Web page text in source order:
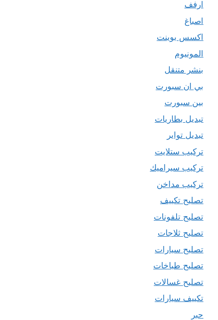
ارفف
اصباغ
اكسس بوينت
المونيوم
بنشر متنقل
بي ان سبورت
بين سبورت
تبديل بطاريات
تبديل تواير
تركيب ستلايت
تركيب سيراميك
تركيب مداخن
تصليح تكييف
تصليح تلفونات
تصليح ثلاجات
تصليح سيارات
تصليح طباخات
تصليح غسالات
تكييف سيارات
حبر